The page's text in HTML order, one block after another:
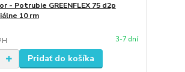
- Potrubie GREENFLEX 75 d2p
10 rm
3-7 dní
Pridať do košíka